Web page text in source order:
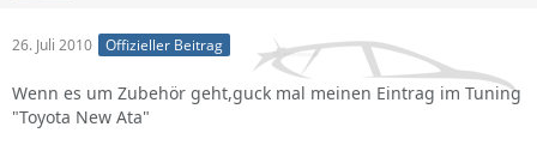
26. Juli 2010 Offizieller Beitrag
Wenn es um Zubehör geht,guck mal meinen Eintrag im Tuning
"Toyota New Ata"